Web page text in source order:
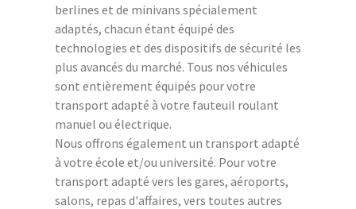
berlines et de minivans spécialement
adaptés, chacun étant équipé des
technologies et des dispositifs de sécurité les
plus avancés du marché. Tous nos véhicules
sont entièrement équipés pour votre
transport adapté à votre fauteuil roulant
manuel ou électrique.
Nous offrons également un transport adapté
à votre école et/ou université. Pour votre
transport adapté vers les gares, aéroports,
salons, repas d'affaires, vers toutes autres